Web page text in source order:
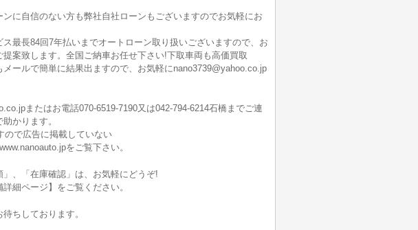
に自信のない方も弊社自社ローンもございますのでお気軽にお
最長84回7年払いまでオートローン取り扱いございますので、お
案致します。全国ご納車お任せ下さい!下取車両も高価買取
ールで簡単に結果出ますので、お気軽にnano3739@yahoo.co.jp
またはお電話070-6519-7190又は042-794-6214石橋までご連
かります。
ので広告に掲載していない
をご覧下さい。
、「在庫確認」は、お気軽にどうぞ!
細ページ】をご覧ください。
ちしております。